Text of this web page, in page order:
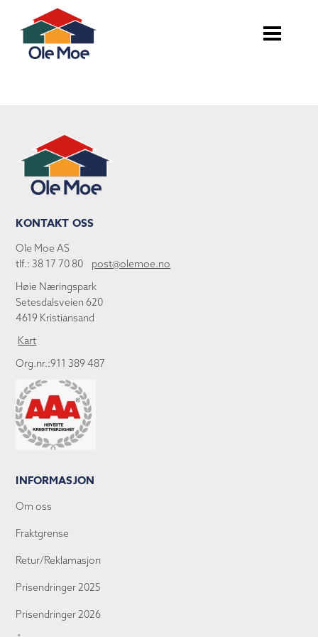
KONTAKT OSS
Ole Moe AS
tlf.: 38 17 70 80 post@olemoe.no
Høie Næringspark
Setesdalsveien 620
4619 Kristiansand
Kart
Org.nr.:911 389 487
INFORMASJON
Om oss
Fraktgrense
Retur/Reklamasjon
Prisendringer 2025
Prisendringer 2026